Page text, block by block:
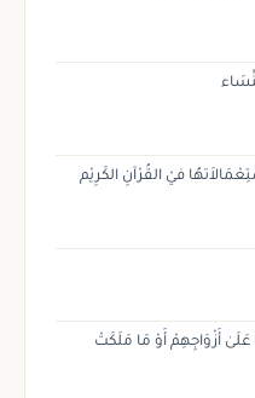
فيْ القُرْآنِ الكَرِيْم
عَلَىٰ أَزْوَاجِهِمْ أَوْ مَا مَلَكَتْ